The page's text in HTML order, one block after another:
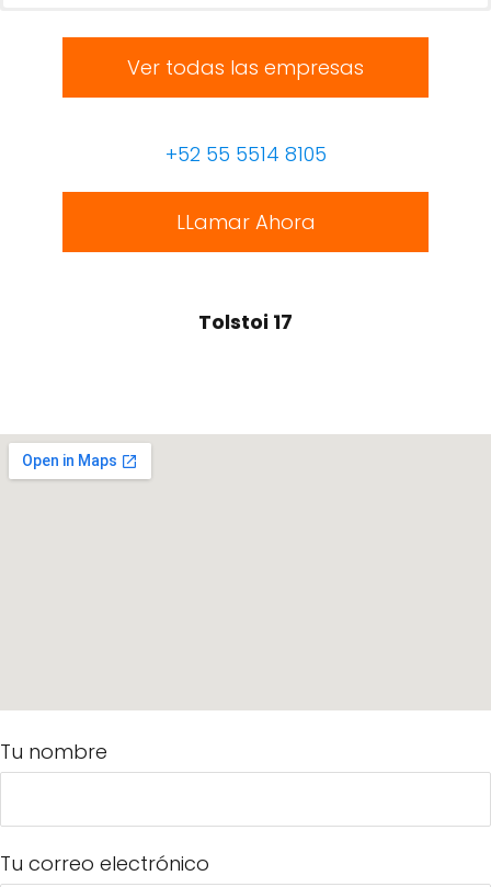
Ver todas las empresas
+52 55 5514 8105
LLamar Ahora
Tolstoi 17
Tu nombre
Tu correo electrónico